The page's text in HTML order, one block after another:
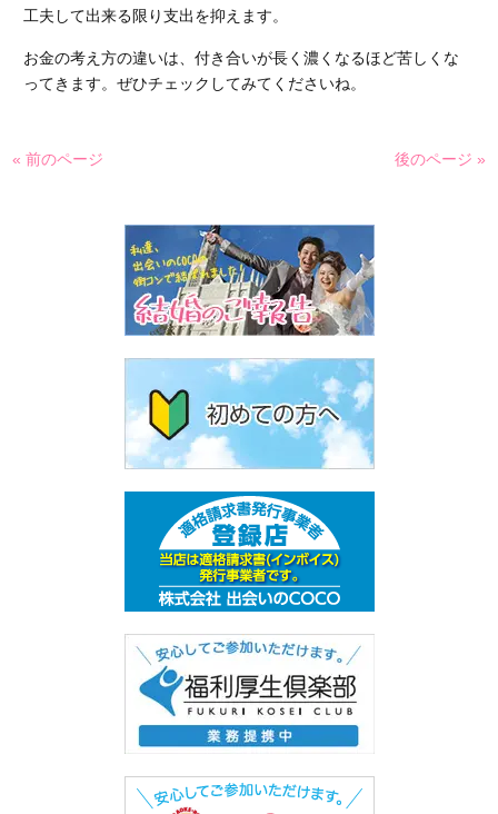
工夫して出来る限り支出を抑えます。
お金の考え方の違いは、付き合いが長く濃くなるほど苦しくな
ってきます。ぜひチェックしてみてくださいね。
« 前のページ 後のページ »